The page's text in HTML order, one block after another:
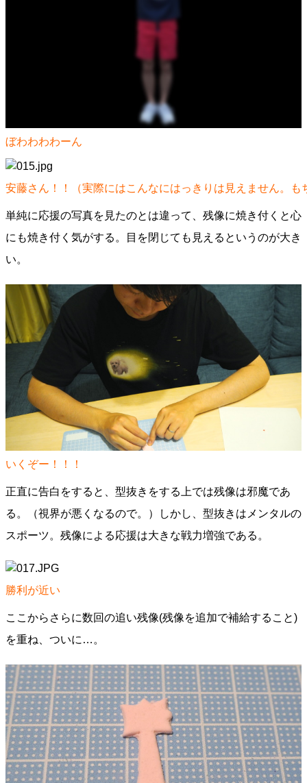
ぼわわわわーん
安藤さん！！（実際にはこんなにはっきりは見えません。も
単純に応援の写真を見たのとは違って、残像に焼き付くと心
にも焼き付く気がする。目を閉じても見えるというのが大き
い。
いくぞー！！！
正直に告白をすると、型抜きをする上では残像は邪魔であ
る。（視界が悪くなるので。）しかし、型抜きはメンタルの
スポーツ。残像による応援は大きな戦力増強である。
勝利が近い
ここからさらに数回の追い残像(残像を追加で補給すること)
を重ね、ついに…。